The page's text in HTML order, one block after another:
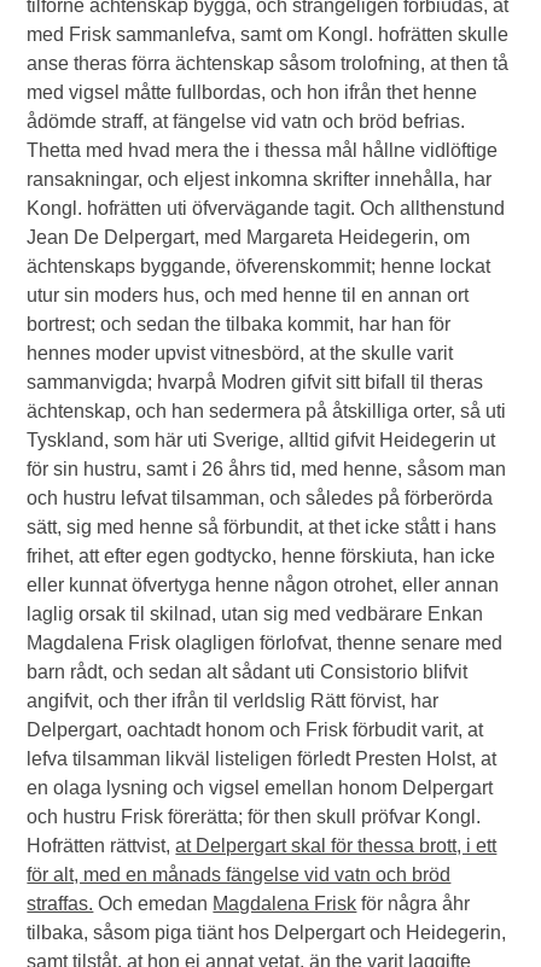
at Delpergart skal för thessa brott, i ett
för alt, med en månads fängelse vid vatn och bröd
straffas. Och emedan Magdalena Frisk för några åhr
tilbaka, såsom piga tiänt hos Delpergart och Heidegerin,
samt tilståt, at hon ej annat vetat, än the varit laggifte